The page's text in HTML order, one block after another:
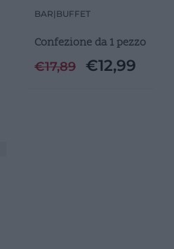
BAR| BUFFET
Confezione da 1 pezzo
€17,89 €12,99